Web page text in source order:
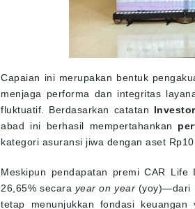
Capaian ini merupakan bentuk
menjaga performa dan integritas
fluktuatif. Berdasarkan catatan
abad ini berhasil mempertahankan
kategori asuransi jiwa dengan aset Rp10
Meskipun pendapatan premi CAR
26,65% secara year on year (yoy)—dari
tetap menunjukkan fondasi